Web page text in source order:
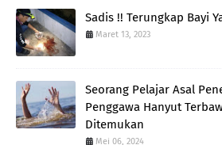
Sadis !! Terungkap Bayi
Maret 13, 2023
Seorang Pelajar Asal
Penggawa Hanyut
Ditemukan
Mei 06, 2024